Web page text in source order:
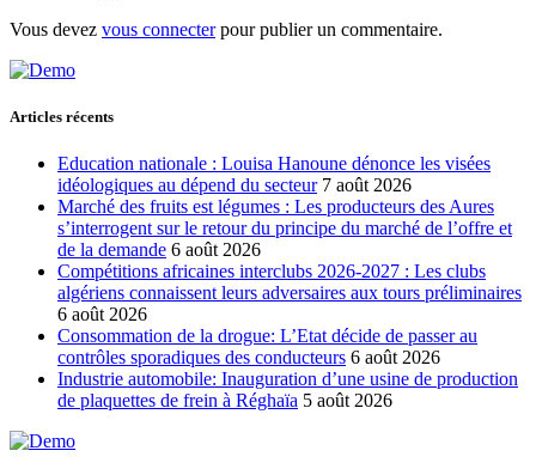
Vous devez vous connecterpour publier un commentaire.
Articles récents
Education nationale : Louisa Hanoune dénonce les visées
idéologiques au dépend du secteur 7 août 2026
Marché des fruits est légumes : Les producteurs des Aures
s’interrogent sur le retour du principe du marché de l’offre et
de la demande 6 août 2026
Compétitions africaines interclubs 2026-2027 : Les clubs
algériens connaissent leurs adversaires aux tours préliminaires
6 août 2026
Consommation de la drogue: L’Etat décide de passer au
contrôles sporadiques des conducteurs 6 août 2026
Industrie automobile: Inauguration d’une usine de production
de plaquettes de frein à Réghaïa 5 août 2026